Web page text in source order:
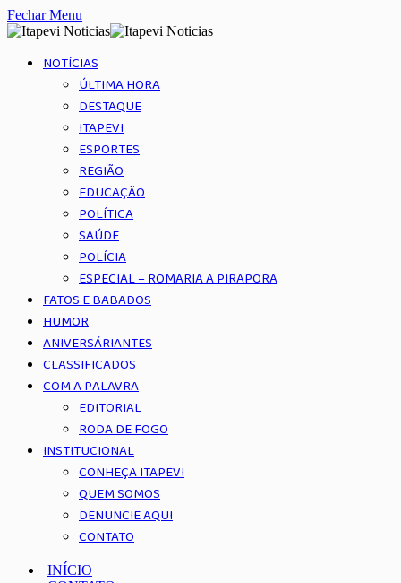
Fechar Menu
NOTÍCIAS
ÚLTIMA HORA
DESTAQUE
ITAPEVI
ESPORTES
REGIÃO
EDUCAÇÃO
POLÍTICA
SAÚDE
POLÍCIA
ESPECIAL – ROMARIA A PIRAPORA
FATOS E BABADOS
HUMOR
ANIVERSÁRIANTES
CLASSIFICADOS
COM A PALAVRA
EDITORIAL
RODA DE FOGO
INSTITUCIONAL
CONHEÇA ITAPEVI
QUEM SOMOS
DENUNCIE AQUI
CONTATO
INÍCIO